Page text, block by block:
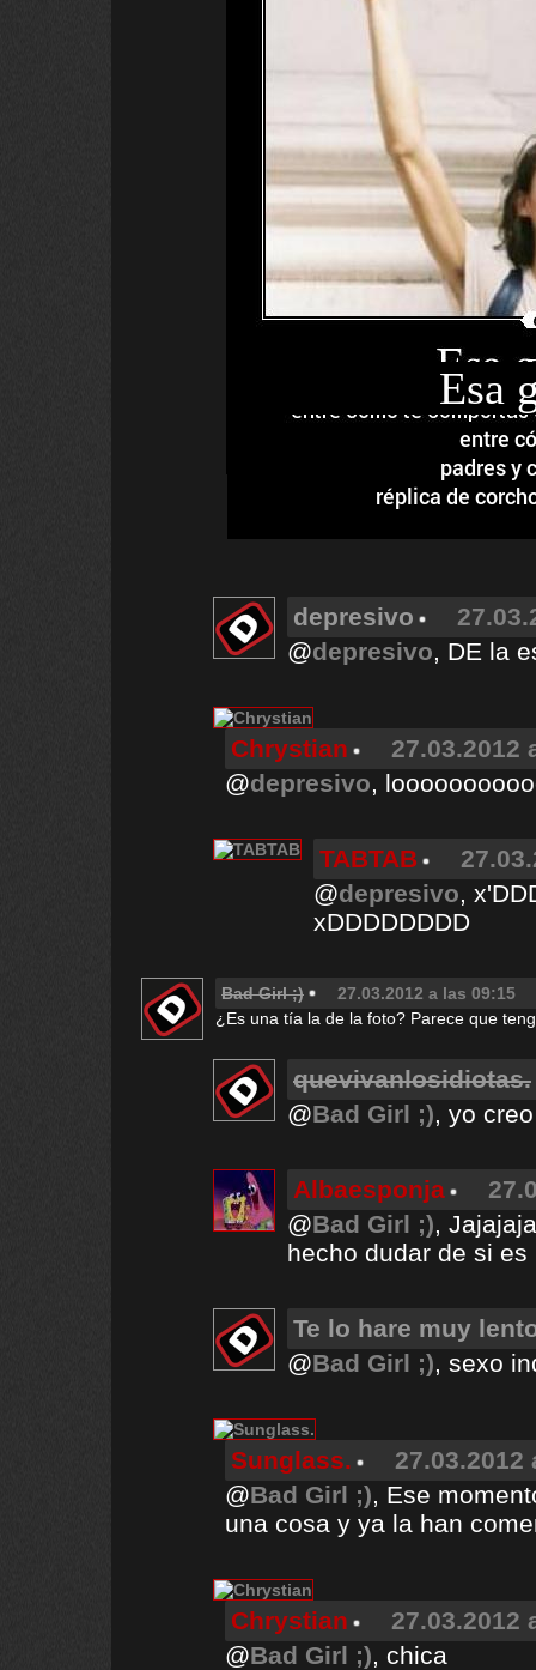
Esa
entre
padres y
réplica de
depresivo
@depresivo, DE la
Chrystian
27.03.2012
@depresivo,
TABTAB
@depresivo,
xDDDDDDDD
Bad Girl ;)
27.03.2012 a las 09:15
¿Es una tía la de la foto? Parece que
quevivanlosidiotas.
@Bad Girl ;), yo
Albaesponja
@Bad Girl ;),
hecho dudar de si
Te lo hare muy
@Bad Girl ;), sexo
Sunglass.
27.03.2012
@Bad Girl ;), Ese
una cosa y ya la han
Chrystian
27.03.2012
@Bad Girl ;), chica